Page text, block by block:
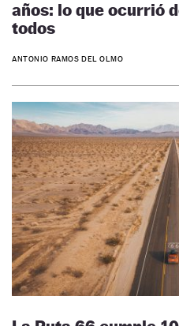
años: lo que ocurrió
todos
ANTONIO RAMOS DEL OLMO